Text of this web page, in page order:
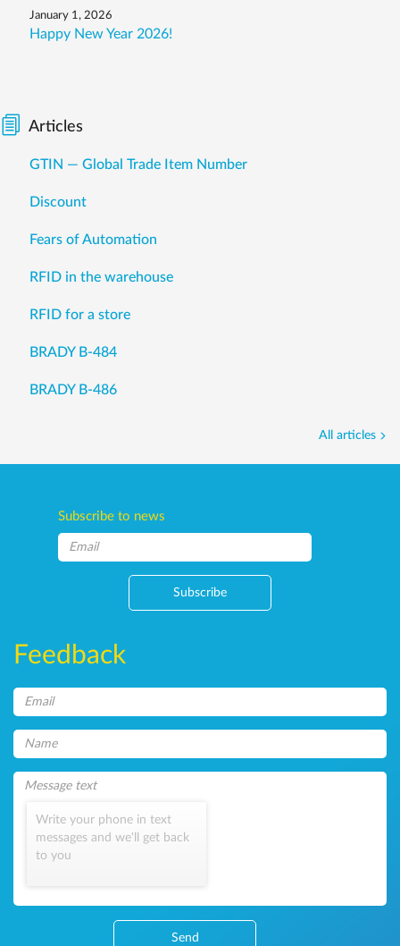
January 1, 2026
Happy New Year 2026!
Articles
GTIN — Global Trade Item Number
Discount
Fears of Automation
RFID in the warehouse
RFID for a store
BRADY B-484
BRADY B-486
All articles
Subscribe to news
Subscribe
Feedback
Write your phone in text
messages and we'll get back
to you
Send